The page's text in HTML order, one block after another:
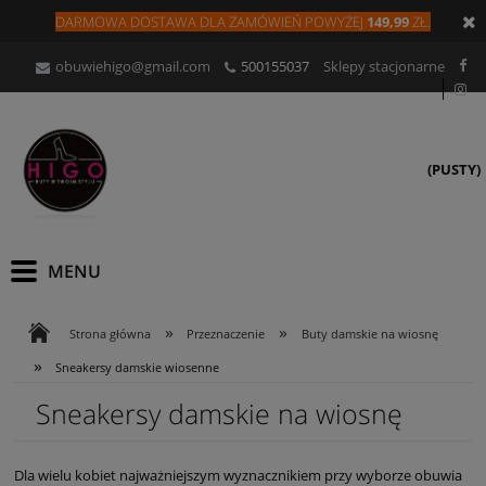
DARMOWA DOSTAWA DLAZAMÓWIEŃ POWYŻEJ 149,99ZŁ.
obuwiehigo@gmail.com 500155037 Sklepy stacjonarne
(PUSTY)
Strona główna » Przeznaczenie » Buty damskie na wiosnę
» Sneakersy damskie wiosenne
Sneakersy damskie na wiosnę
Dla wielu kobiet najważniejszym wyznacznikiem przy wyborze obuwia